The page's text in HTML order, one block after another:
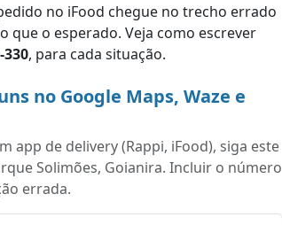
no iFood chegue no trecho errado
que o esperado. Veja como escrever
330, para cada situação.
no Google Maps, Waze e
app de delivery (Rappi, iFood), siga este
Solimões, Goianira. Incluir o número
errada.